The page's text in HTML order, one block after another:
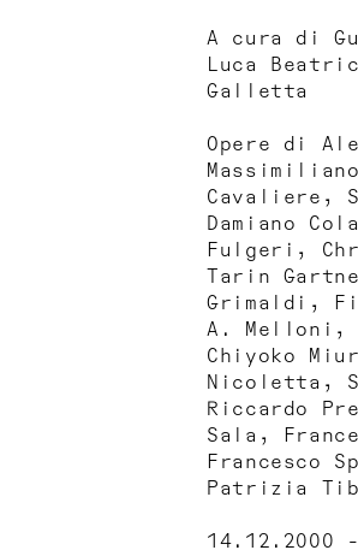
A cura di
Luca
Galletta
Opere di
Cavaliere,
Damiano
Fulgeri,
Tarin
Grimaldi,
A. Melloni,
Chiyoko
Nicoletta,
Riccardo
Sala,
Francesco
Patrizia
14.12.2000